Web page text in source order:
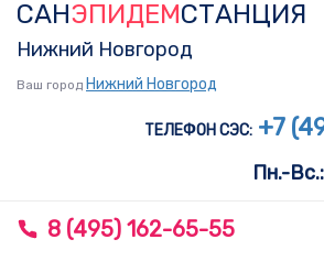
Skip
links
Skip
to
primary
content
САНЭПИДЕМСТАНЦИЯ
Нижний Новгород
Ваш город Нижний Новгород
ТЕЛЕФОН СЭС: +7
Пн.-
8 (495) 162-65-55